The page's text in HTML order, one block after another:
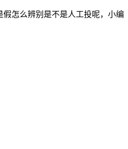
怎么辨别是不是人工投呢，小编